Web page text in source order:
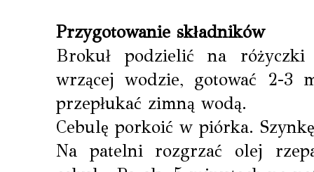
Przygotowanie składników
Brokuł podzielić na
wrzącej wodzie, gotować 2-3
przepłukać zimną wodą.
Cebulę porkoić w piórka.
Na patelni rozgrzać olej